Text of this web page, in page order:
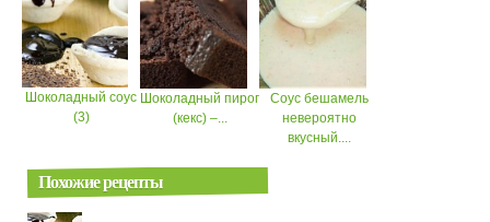
Шоколадный соус
(3)
Шоколадный пирог
(кекс) –...
Соус бешамель
невероятно
вкусный....
Похожие рецепты